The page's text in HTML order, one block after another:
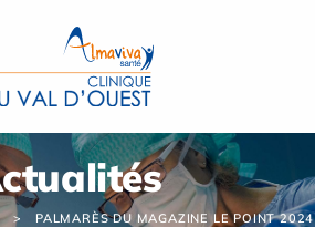
PALMARÈS DU MAGAZINE LE POINT 2024